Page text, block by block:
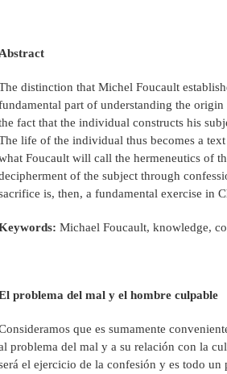
Abstract
distinction that Michel Foucault
part of understanding the
fact that the individual constructs his
life of the individual thus becomes a
Foucault will call the hermeneutics of
of the subject through
is, then, a fundamental exercise in
Michael Foucault, knowledge,
problema del mal y el hombre culpable
que es sumamente
problema del mal y a su relación con la
el ejercicio de la confesión y es todo un